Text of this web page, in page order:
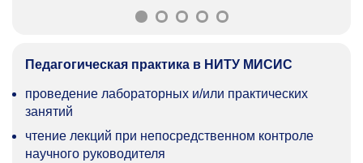
Педагогическая практика в НИТУ МИСИС
проведение лабораторных и/или практических
занятий
чтение лекций при непосредственном контроле
научного руководителя